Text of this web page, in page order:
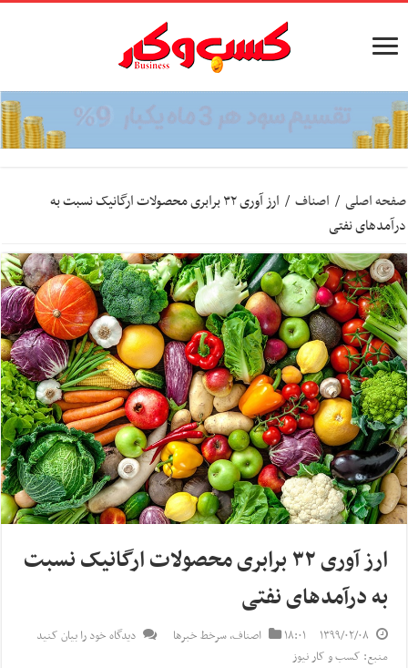
صفحه اصلی / اصناف /
ارز آوری ۳۲ برابری محصولات ارگانیک نسبت به
درآمد‌های نفتی
ارز آوری ۳۲ برابری محصولات ارگانیک نسبت
به درآمد‌های نفتی
۱۳۹۹/۰۲/۰۸ ۱۸:۰۱ اصناف,سرخط خبرها
دیدگاه خود را بیان کنید
منبع: کسب و کار نیوز